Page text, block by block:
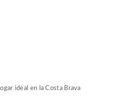
ideal en la Costa Brava